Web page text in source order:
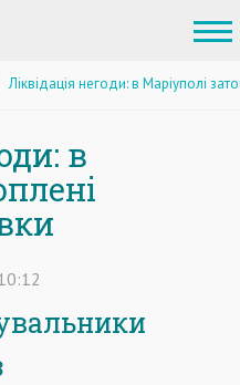
Ліквідація негоди: в Маріуполі
в